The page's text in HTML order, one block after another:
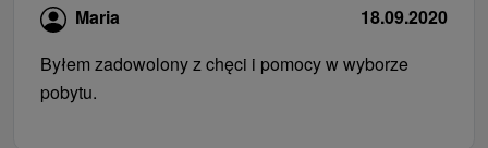
Maria
18.09.2020
Byłem zadowolony z chęci i pomocy w wyborze
pobytu.